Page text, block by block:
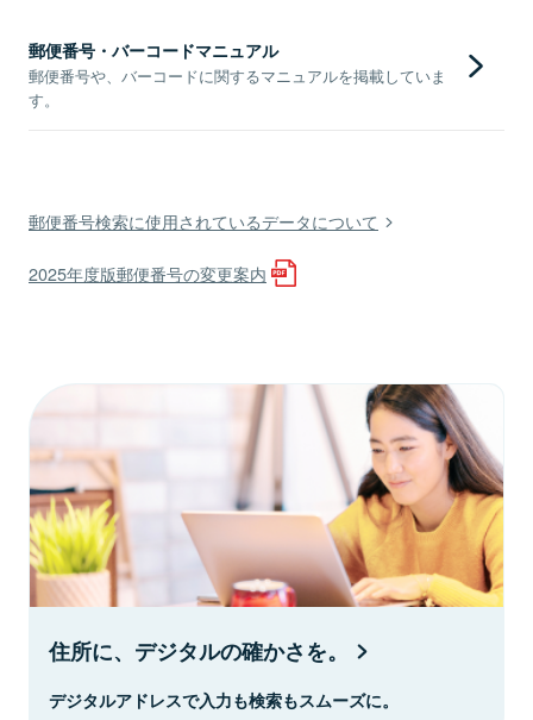
郵便番号・バーコードマニュアル
郵便番号や、バーコードに関するマニュアルを掲載していま
す。
郵便番号検索に使用されているデータについて
2025年度版郵便番号の変更案内
住所に、デジタルの確かさを。
デジタルアドレスで入力も検索もスムーズに。